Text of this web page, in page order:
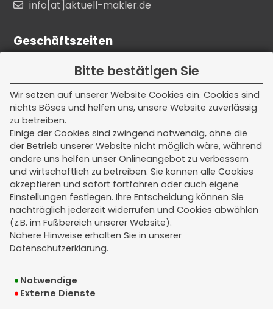
Bitte bestätigen Sie
Wir setzen auf unserer Website Cookies ein. Cookies sind
nichts Böses und helfen uns, unsere Website zuverlässig
zu betreiben.
Einige der Cookies sind zwingend notwendig, ohne die
der Betrieb unserer Website nicht möglich wäre, während
andere uns helfen unser Onlineangebot zu verbessern
und wirtschaftlich zu betreiben. Sie können alle Cookies
akzeptieren und sofort fortfahren oder auch eigene
Einstellungen festlegen. Ihre Entscheidung können Sie
nachträglich jederzeit widerrufen und Cookies abwählen
(z.B. im Fußbereich unserer Website).
Nähere Hinweise erhalten Sie in unserer
Datenschutzerklärung.
Notwendige
Externe Dienste
info[at]aktuell-makler.de
Geschäftszeiten
Unsere Kern - Bürozeiten:
Montag - Freitag
08:00 - 12:00 Uhr
Termine außerhalb dieser Zeiten nach
Vereinbarung.
Rechtliches
Impressum
Datenschutz